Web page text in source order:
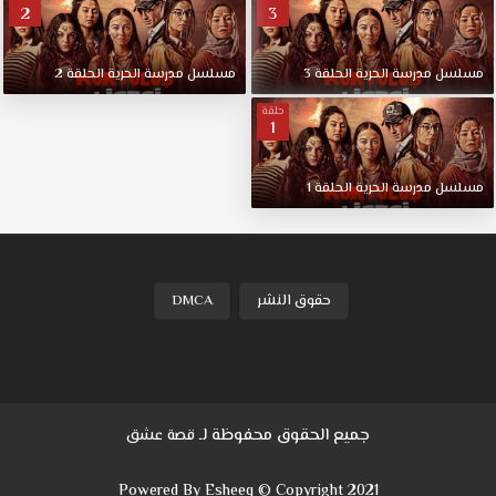
طلاب
المدارس
الثانوية
في
غابة
مهجورة
بعد
تعرضهم
لحادث
حافلة
3
مسلسلمدرسةالحريةالحلقة3
2
مسلسلمدرسةالحريةالحلقة2
حلقة
1
مسلسلمدرسةالحريةالحلقة1
حقوق النشر DMCA
جميع الحقوق محفوظة لـقصة عشق